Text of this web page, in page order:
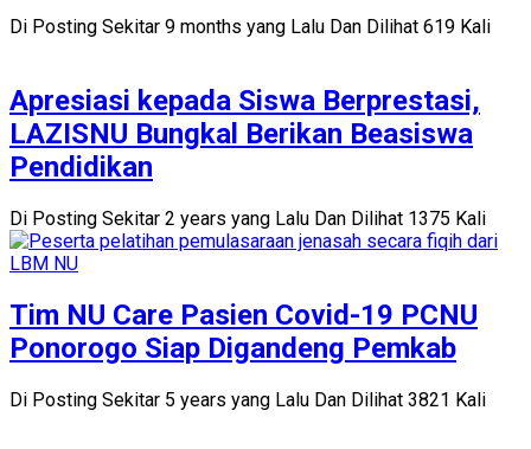
Di Posting Sekitar 9 months yang Lalu Dan Dilihat 619 Kali
Apresiasi kepada Siswa Berprestasi,
LAZISNU Bungkal Berikan Beasiswa
Pendidikan
Di Posting Sekitar 2 years yang Lalu Dan Dilihat 1375 Kali
Tim NU Care Pasien Covid-19 PCNU
Ponorogo Siap Digandeng Pemkab
Di Posting Sekitar 5 years yang Lalu Dan Dilihat 3821 Kali